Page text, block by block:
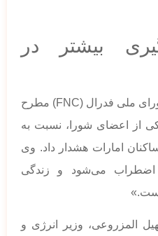
بیشتر در
این موضوع اخیراً در جلسه شورای ملی فدرال (FNC) مطرح
از اعضای شورا، نسبت به
امارات هشدار داد. وی
می‌شود و زندگی
المزروعی، وزیر انرژی و